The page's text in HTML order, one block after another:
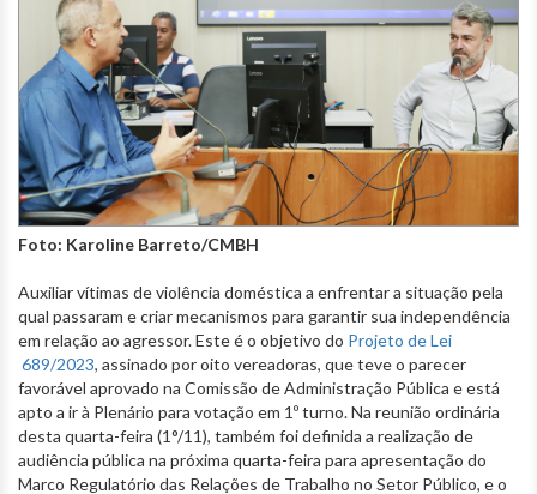
Foto: Karoline Barreto/CMBH
Auxiliar vítimas de violência doméstica a enfrentar a situação pela
qual passaram e criar mecanismos para garantir sua independência
em relação ao agressor. Este é o objetivo do Projeto de Lei
689/2023, assinado por oito vereadoras, que teve o parecer
favorável aprovado na Comissão de Administração Pública e está
apto a ir à Plenário para votação em 1º turno. Na reunião ordinária
desta quarta-feira (1°/11), também foi definida a realização de
audiência pública na próxima quarta-feira para apresentação do
Marco Regulatório das Relações de Trabalho no Setor Público, e o